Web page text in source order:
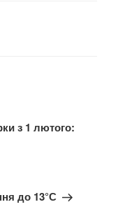
з 1 лютого:
до 13°С